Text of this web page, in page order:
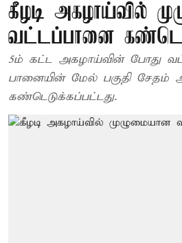
கீழடி அகழாய்வில்
வட்டப்பானை
5ம் கட்ட அகழாய்வின் போது
பானையின் மேல் பகுதி சேதம் அடைந்த நிலையில்
கண்டெடுக்கப்பட்டது.